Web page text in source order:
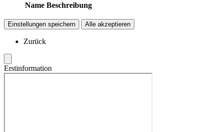
Name Beschreibung
Einstellungen speichern Alle akzeptieren
Zurück
Erstinformation